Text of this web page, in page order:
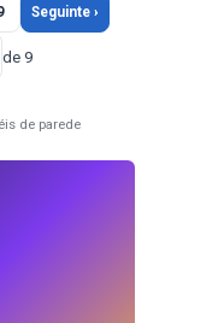
Seguinte ›
de 9
de parede